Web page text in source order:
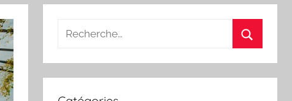
Recherche
: